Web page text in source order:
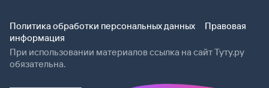
Политика обработки персональных данных
Правовая
информация
При использовании материалов ссылка на сайт Туту.ру
обязательна.